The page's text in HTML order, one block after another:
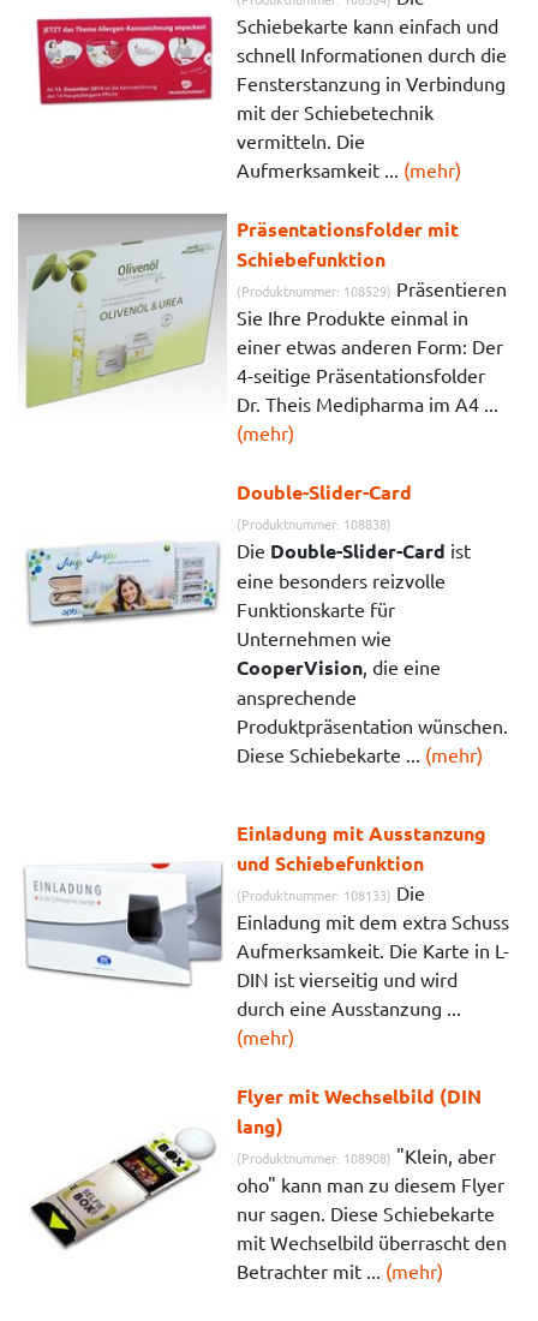
Schiebekarte kann einfach und
schnell Informationen durch die
Fensterstanzung in Verbindung
mit der Schiebetechnik
vermitteln. Die
Aufmerksamkeit ... (mehr)
Präsentationsfolder mit
Schiebefunktion
(Produktnummer: 108529) Präsentieren
Sie Ihre Produkte einmal in
einer etwas anderen Form: Der
4-seitige Präsentationsfolder
Dr. Theis Medipharma im A4 ...
(mehr)
Double-Slider-Card
(Produktnummer: 108838)
Die Double-Slider-Card ist
eine besonders reizvolle
Funktionskarte für
Unternehmen wie
CooperVision , die eine
ansprechende
Produktpräsentation wünschen.
Diese Schiebekarte ... (mehr)
Einladung mit Ausstanzung
und Schiebefunktion
(Produktnummer: 108133) Die
Einladung mit dem extra Schuss
Aufmerksamkeit. Die Karte in L-
DIN ist vierseitig und wird
durch eine Ausstanzung ...
(mehr)
Flyer mit Wechselbild (DIN
lang)
(Produktnummer: 108908) "Klein, aber
oho" kann man zu diesem Flyer
nur sagen. Diese Schiebekarte
mit Wechselbild überrascht den
Betrachter mit ... (mehr)